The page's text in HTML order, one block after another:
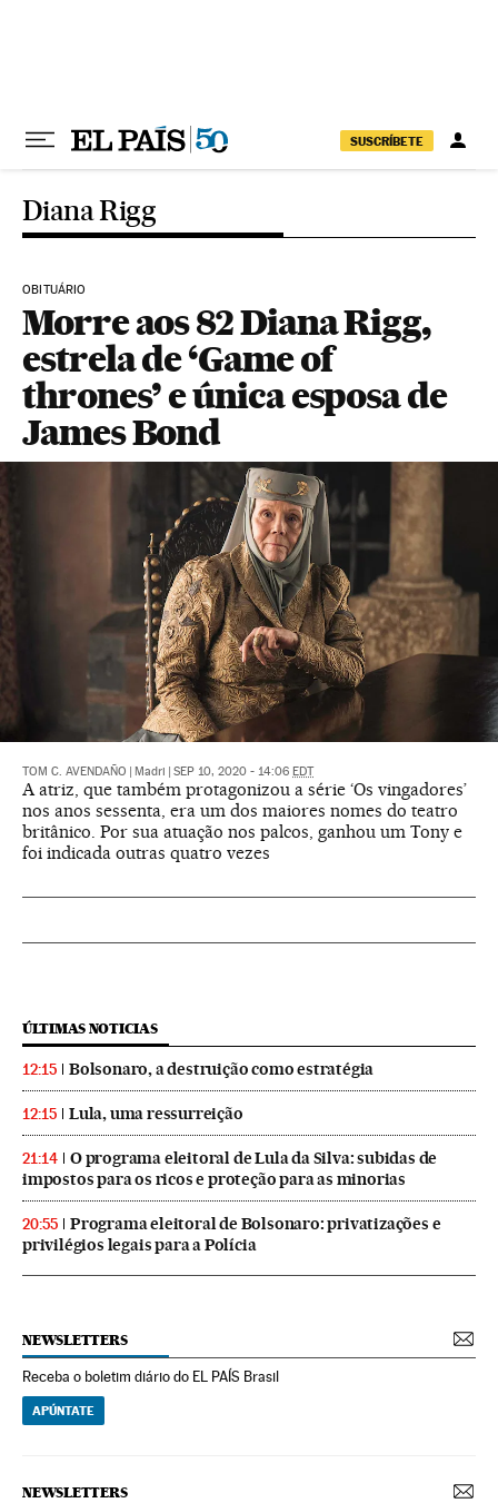
SUSCRÍBETE
Diana Rigg
OBITUÁRIO
Morre aos 82 Diana Rigg,
estrela de ‘Game of
thrones’ e única esposa de
James Bond
TOM C. AVENDAÑO Madri SEP 10, 2020 - 14:06 EDT
A atriz, que também protagonizou a série ‘Os vingadores’
nos anos sessenta, era um dos maiores nomes do teatro
britânico. Por sua atuação nos palcos, ganhou um Tony e
foi indicada outras quatro vezes
ÚLTIMAS NOTICIAS
12:15 Bolsonaro, a destruição como estratégia
12:15 Lula, uma ressurreição
21:14
O programa eleitoral de Lula da Silva: subidas de
impostos para os ricos e proteção para as minorias
20:55
Programa eleitoral de Bolsonaro: privatizações e
privilégios legais para a Polícia
NEWSLETTERS
Receba o boletim diário do EL PAÍS Brasil
APÚNTATE
NEWSLETTERS